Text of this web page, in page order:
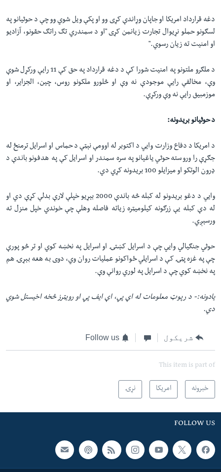
دغه قرارداد امریکا او جاپان وړاندې کړی وو او پکې ویل شوي وو چې د حوثیانو په
لسګونو حملو نړیوال تجارت زیانمن کړی "او د سمندري تګ راتګ حقونو، آزادیو
او امنیت ته زیان رسوي."
د ملګرو ملتونو په امنیت شورا کې د دغه قرارداد په حق کې 11 رایې ورکړل شوې
وې، مخالفې رایې موجودې نه وې او څلورو ملکونو روس، چین، الجزایر، او
موزمبیق رایې نه وې ورکړې.
د حوثیانو بریدونه:
د امریکا د دفاع وزارت وايي د اکتوبر له اوومې نېټې د حماس او اسرایل ترمنځ له
جګړې را وروسته حوثي یاغیانو په سره سمندر او اسرایل کې په هدفونو باندې د
ډرون الوتکو او میزایلو 100 بریدونه کړي دي.
وایي د دغو بریدونو له کبله څه باندې 2000 بېړیو خپلې لارې بدلې کړې دي او
له دې کبله یې زرګونه کیلومیټره زیاته فاصله وهلې چې خوندي خپل منزل ته
ورسېږي.
حوثي جنګیالي وايي چې د اسرایل کښتۍ او اسرایل په نخښه کوي او تر څو پورې
چې په غزه پټۍ کې د اسرایلي ځواکونو عملیات روان وي، دوی به هغه بېړۍ هم
په نخښه کوي چې د اسرایل په لوري روانې وې.
یادونه:- د رپوټ معلومات له اې پي، اې ایف پي او رویټرز څخه اخیستل شوي
دي.
شریکول Follow us
This item is part of
خبرونه امریکا نړۍ
FOLLOW US